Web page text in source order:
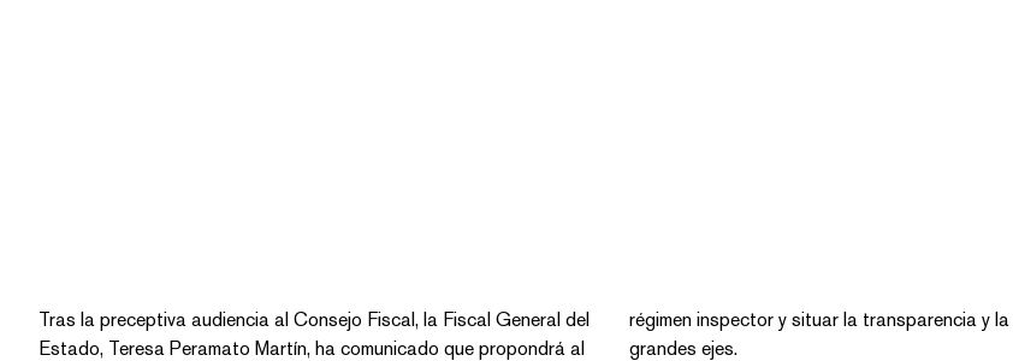
Tras la preceptiva audiencia al Consejo Fiscal, la Fiscal General del
Estado, Teresa Peramato Martín, ha comunicado que propondrá al
régimen inspector y situar la transparencia y la comunicación como
grandes ejes.